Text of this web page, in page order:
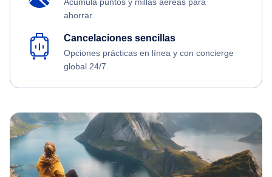
ahorrar.
Cancelaciones sencillas
Opciones prácticas en línea y con concierge
global 24/7.